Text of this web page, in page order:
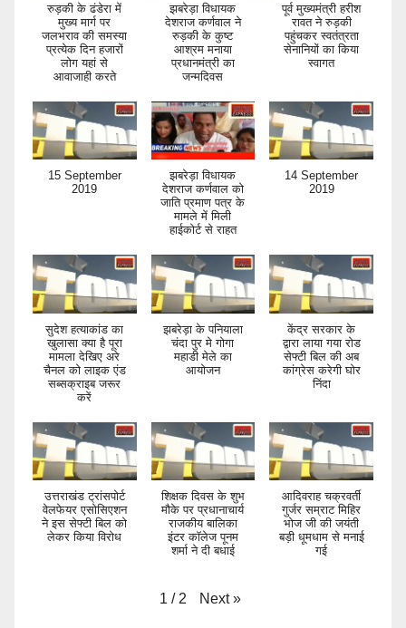
रुड़की के ढंडेरा में
मुख्य मार्ग पर
जलभराव की समस्या
प्रत्येक दिन हजारों
लोग यहां से
आवाजाही करते
झबरेड़ा विधायक
देशराज कर्णवाल ने
रुड़की के कुष्ट
आश्रम मनाया
प्रधानमंत्री का
जन्मदिवस
पूर्व मुख्यमंत्री हरीश
रावत ने रुड़की
पहुंचकर स्वतंत्रता
सेनानियों का किया
स्वागत
15 September
2019
झबरेड़ा विधायक
देशराज कर्णवाल को
जाति प्रमाण पत्र के
मामले में मिली
हाईकोर्ट से राहत
14 September
2019
सुदेश हत्याकांड का
खुलासा क्या है पूरा
मामला देखिए अरे
चैनल को लाइक एंड
सब्सक्राइब जरूर
करें
झबरेड़ा के पनियाला
चंदा पुर मे गोगा
महाडी मेले का
आयोजन
केंद्र सरकार के
द्वारा लाया गया रोड
सेफ्टी बिल की अब
कांग्रेस करेगी घोर
निंदा
उत्तराखंड ट्रांसपोर्ट
वेलफेयर एसोसिएशन
ने इस सेफ्टी बिल को
लेकर किया विरोध
शिक्षक दिवस के शुभ
मौके पर प्रधानाचार्य
राजकीय बालिका
इंटर कॉलेज पूनम
शर्मा ने दी बधाई
आदिवराह चक्रवर्ती
गुर्जर सम्राट मिहिर
भोज जी की जयंती
बड़ी धूमधाम से मनाई
गई
1 / 2 Next »